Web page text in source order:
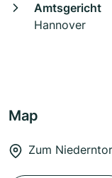
Amtsgericht
Hannover
Map
Zum